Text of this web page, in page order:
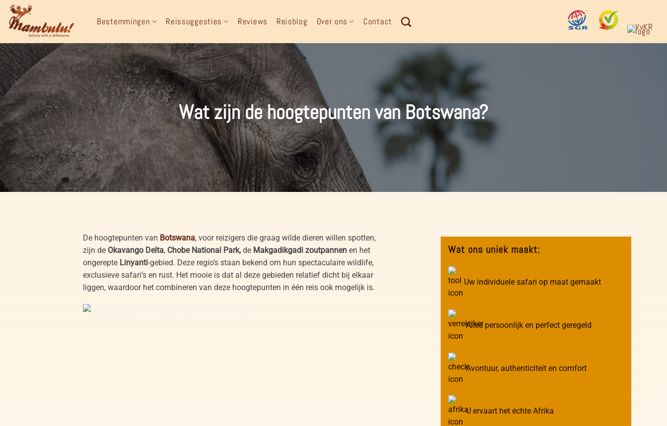
naar
inhoud
Bestemmingen Reissuggesties Reviews Reisblog Over ons Contact
Wat zijn de hoogtepunten van Botswana?
De hoogtepunten van Botswana, voor reizigers die graag wilde dieren willen spotten,
zijn de Okavango Delta, Chobe National Park,de Makgadikgadi zoutpannen en het
ongerepte Linyanti-gebied. Deze regio’s staan bekend om hun spectaculaire wildlife,
exclusieve safari’s en rust. Het mooie is dat al deze gebieden relatief dicht bij elkaar
liggen, waardoor het combineren van deze hoogtepunten in één reis ook mogelijk is.
Wat ons uniek maakt:
Uw individuele safari op maat gemaakt
Alles persoonlijk en perfect geregeld
Avontuur, authenticiteit en comfort
U ervaart het échte Afrika